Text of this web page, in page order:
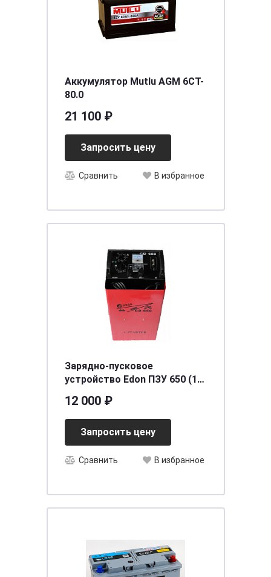
Аккумулятор Mutlu AGM 6CT-
80.0
21 100 ₽
Запросить цену
Сравнить В избранное
Зарядно-пусковое
устройство Edon ПЗУ 650 (12-
12 000 ₽
Запросить цену
Сравнить В избранное